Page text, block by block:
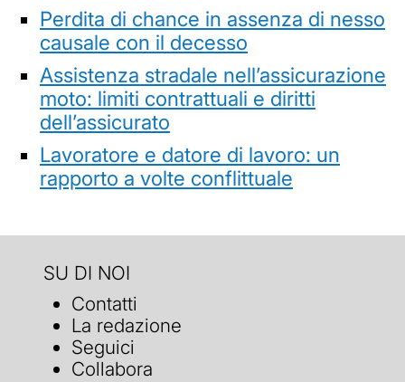
Perdita di chance in assenza di nesso
causale con il decesso
Assistenza stradale nell’assicurazione
moto: limiti contrattuali e diritti
dell’assicurato
Lavoratore e datore di lavoro: un
rapporto a volte conflittuale
SU DI NOI
Contatti
La redazione
Seguici
Collabora